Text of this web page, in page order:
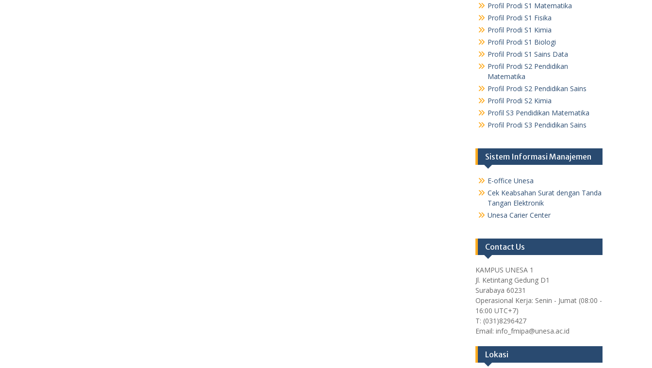
Profil Prodi S1 Matematika
Profil Prodi S1 Fisika
Profil Prodi S1 Kimia
Profil Prodi S1 Biologi
Profil Prodi S1 Sains Data
Profil Prodi S2 Pendidikan
Matematika
Profil Prodi S2 Pendidikan Sains
Profil Prodi S2 Kimia
Profil S3 Pendidikan Matematika
Profil Prodi S3 Pendidikan Sains
Sistem Informasi Manajemen
E-office Unesa
Cek Keabsahan Surat dengan Tanda
Tangan Elektronik
Unesa Carier Center
Contact Us
KAMPUS UNESA 1
Jl. Ketintang Gedung D1
Surabaya 60231
Operasional Kerja: Senin - Jumat (08:00 -
16:00 UTC+7)
T: (031)8296427
Email: info_fmipa@unesa.ac.id
Lokasi